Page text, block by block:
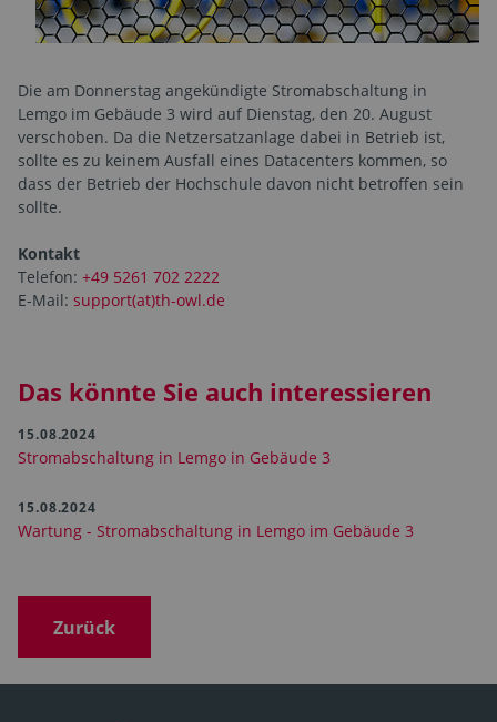
Die am Donnerstag angekündigte Stromabschaltung in
Lemgo im Gebäude 3 wird auf Dienstag, den 20. August
verschoben. Da die Netzersatzanlage dabei in Betrieb ist,
sollte es zu keinem Ausfall eines Datacenters kommen, so
dass der Betrieb der Hochschule davon nicht betroffen sein
sollte.
Kontakt
Telefon: +49 5261 702 2222
E-Mail: support(at)th-owl.de
Das könnte Sie auch interessieren
15.08.2024
Stromabschaltung in Lemgo in Gebäude 3
15.08.2024
Wartung - Stromabschaltung in Lemgo im Gebäude 3
Zurück